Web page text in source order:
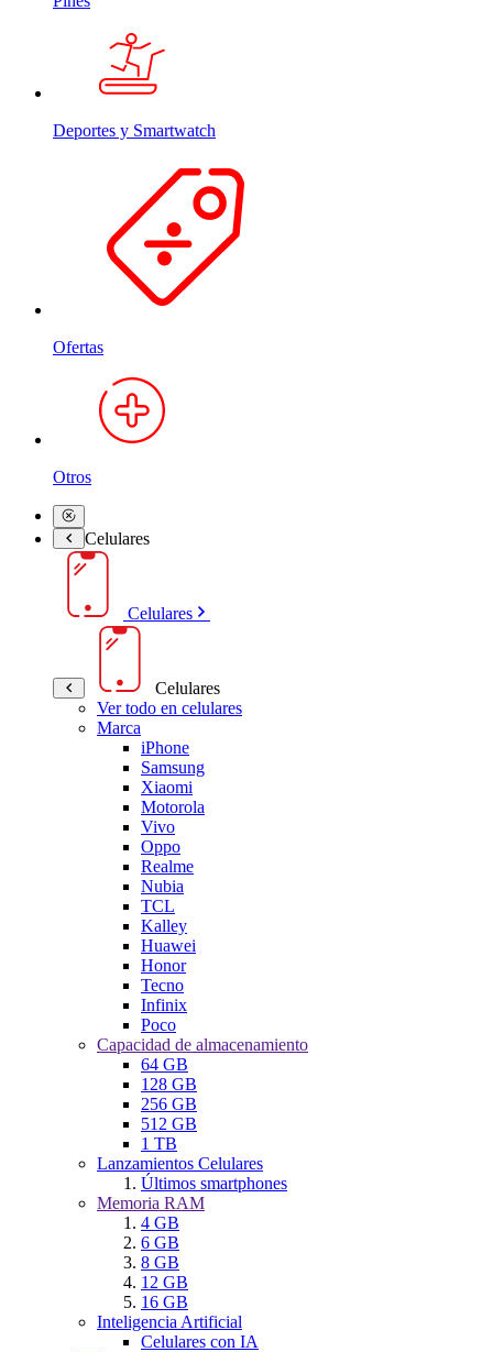
Deportes y Smartwatch
Ofertas
Otros
Celulares
Celulares
Celulares
Ver todo en celulares
Marca
iPhone
Samsung
Xiaomi
Motorola
Vivo
Oppo
Realme
Nubia
TCL
Kalley
Huawei
Honor
Tecno
Infinix
Poco
Capacidad de almacenamiento
64 GB
128 GB
256 GB
512 GB
1 TB
Lanzamientos Celulares
Últimos smartphones
Memoria RAM
4 GB
6 GB
8 GB
12 GB
16 GB
Inteligencia Artificial
Celulares con IA